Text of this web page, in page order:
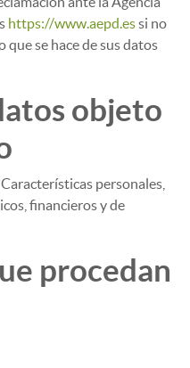
https://www.aepd.essi no
se hace de sus datos
objeto
personales,
financieros y de
procedan